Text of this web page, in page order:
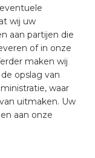
wij uw
aan partijen die
of in onze
maken wij
opslag van
waar
uitmaken. Uw
aan onze